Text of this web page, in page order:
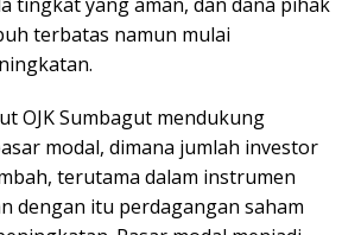
terbatas namun mulai
OJK Sumbagut mendukung
modal, dimana jumlah investor
terutama dalam instrumen
dengan itu perdagangan saham